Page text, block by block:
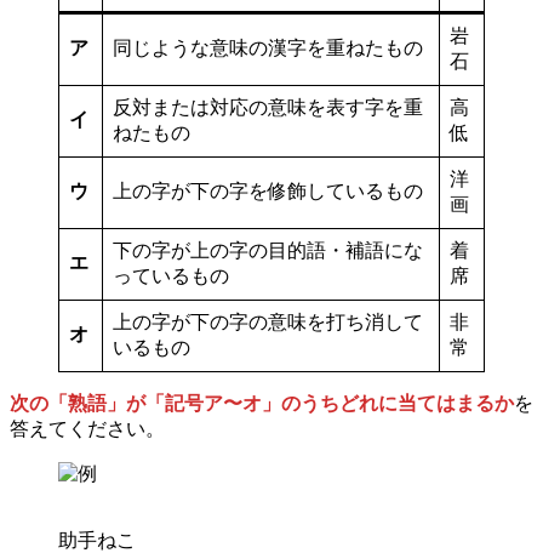
ア 同じような意味の漢字を重ねたもの
岩
石
イ
反対または対応の意味を表す字を重
ねたもの
高
低
ウ 上の字が下の字を修飾しているもの
洋
画
エ
下の字が上の字の目的語・補語にな
っているもの
着
席
オ
上の字が下の字の意味を打ち消して
いるもの
非
常
次の「熟語」が「記号ア〜オ」のうちどれに当てはまるかを
答えてください。
助手ねこ